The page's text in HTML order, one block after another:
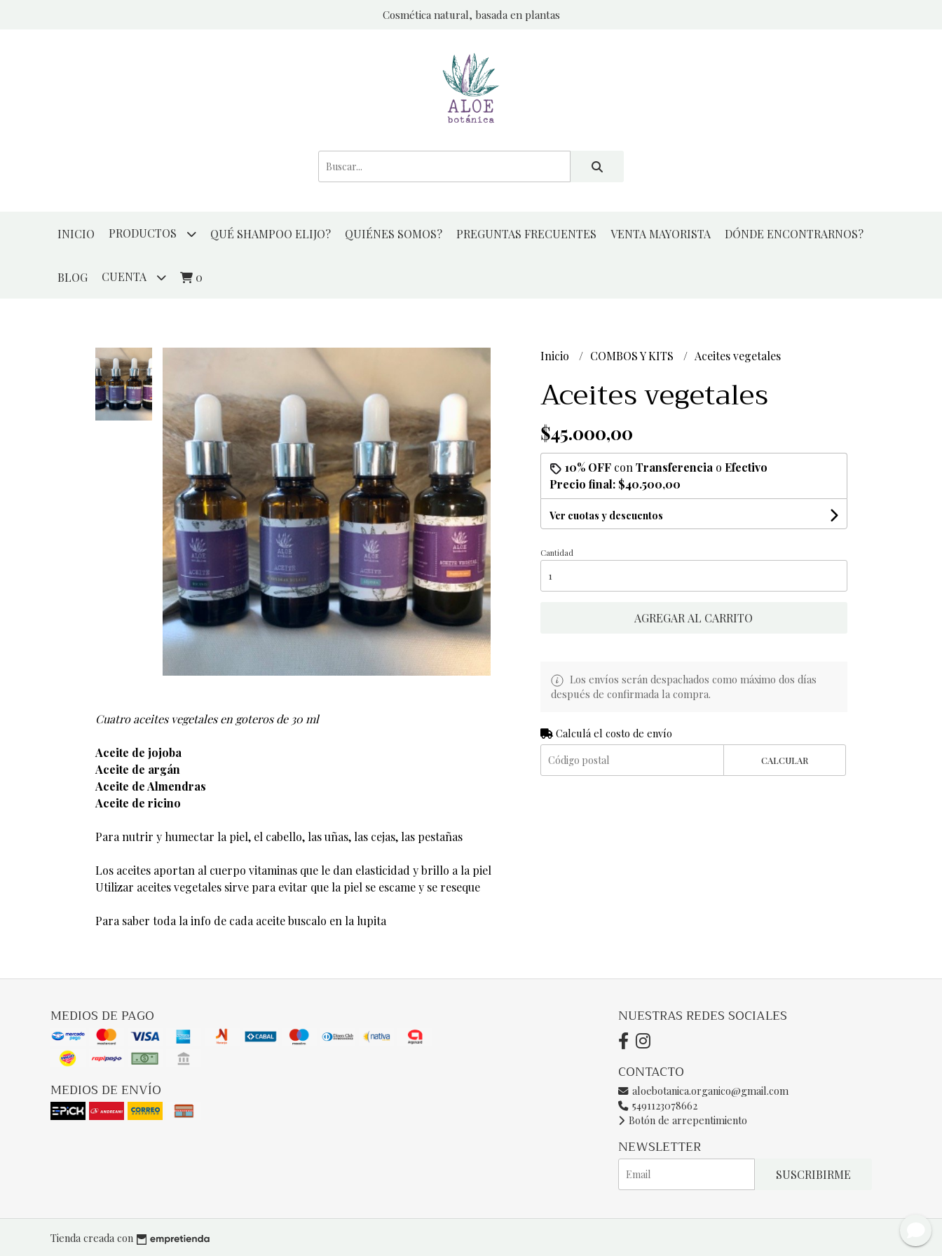
Cosmética natural, basada en plantas
INICIO PRODUCTOS QUÉ SHAMPOO ELIJO? QUIÉNES SOMOS? PREGUNTAS FRECUENTES VENTA MAYORISTA DÓNDE ENCONTRARNOS?
BLOG CUENTA 0
Cuatro aceites vegetales en goteros de 30 ml
Aceite de jojoba
Aceite de argán
Aceite de Almendras
Aceite de ricino
Para nutrir y humectar la piel, el cabello, las uñas, las cejas, las pestañas
Los aceites aportan al cuerpo vitaminas que le dan elasticidad y brillo a la piel
Utilizar aceites vegetales sirve para evitar que la piel se escame y se reseque
Para saber toda la info de cada aceite buscalo en la lupita
Inicio COMBOS Y KITS Aceites vegetales
Aceites vegetales
$45.000,00
10% OFFcon Transferencia o Efectivo
Precio final: $40.500,00
Ver cuotas y descuentos
Cantidad
AGREGAR AL CARRITO
Los envíos serán despachados como máximo dos días
después de confirmada la compra.
Calculá el costo de envío
CALCULAR
MEDIOS DE PAGO
MEDIOS DE ENVÍO
NUESTRAS REDES SOCIALES
CONTACTO
aloebotanica.organico@gmail.com
5491123078662
Botón de arrepentimiento
NEWSLETTER
SUSCRIBIRME
Tienda creada con